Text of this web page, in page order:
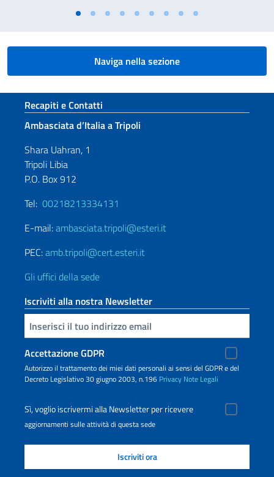
Naviga nella sezione
Sezione footer
Recapiti e Contatti
Ambasciata d’Italia a Tripoli
Shara Uahran, 1
Tripoli Libia
P.O. Box 912
Tel: 00218213334131
E-mail:ambasciata.tripoli@esteri.it
PEC:amb.tripoli@cert.esteri.it
Gli uffici della sede
Iscriviti alla nostra Newsletter
Inserisci la tua email
Accettazione GDPR
Autorizzo il trattamento dei miei dati personali ai sensi del GDPR e del
Decreto Legislativo 30 giugno 2003, n.196 Privacy Note Legali
Sì, voglio iscrivermi alla Newsletter per ricevere
aggiornamenti sulle attività di questa sede